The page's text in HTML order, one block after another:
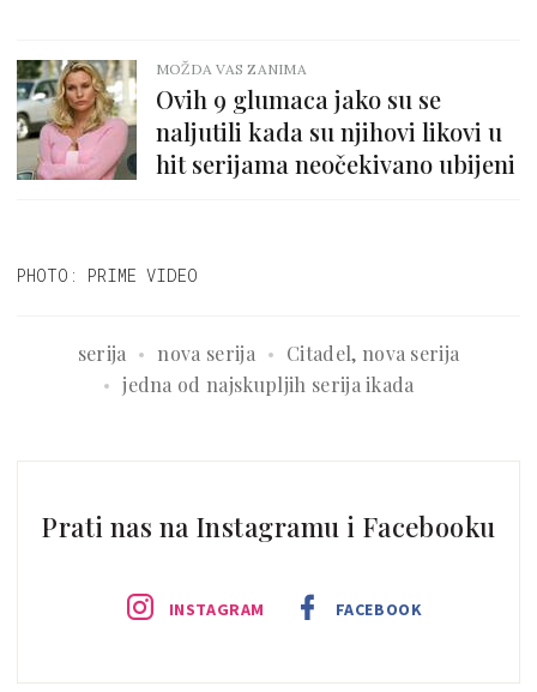
MOŽDA VAS ZANIMA
Ovih 9 glumaca jako su se
naljutili kada su njihovi likovi u
hit serijama neočekivano ubijeni
PHOTO: PRIME VIDEO
serija nova serija
Citadel, nova serija
jedna od najskupljih serija ikada
Prati nas na Instagramu i Facebooku
INSTAGRAM FACEBOOK